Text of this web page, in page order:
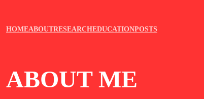
HOMEABOUTRESEARCHEDUCATIONPOSTS
ABOUT ME